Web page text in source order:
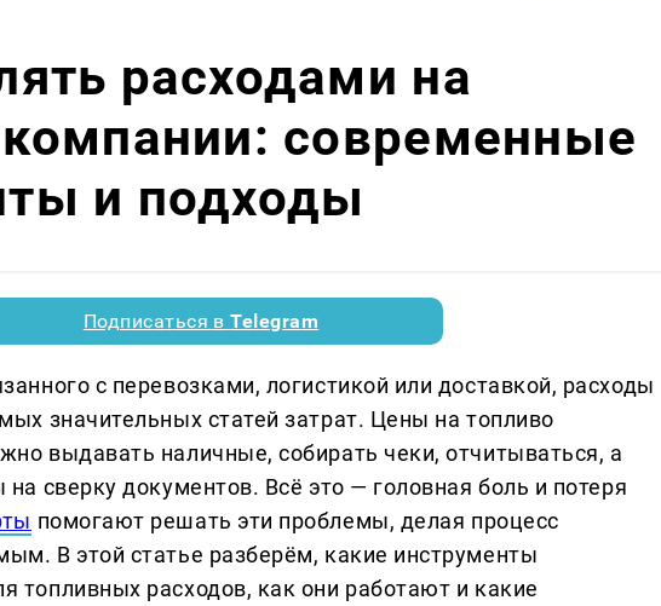
расходами на
современные
и подходы
Подписаться вTelegram
с перевозками, логистикой или доставкой, расходы
значительных статей затрат. Цены на топливо
выдавать наличные, собирать чеки, отчитываться, а
на сверку документов. Всё это — головная боль и потеря
помогают решать эти проблемы, делая процесс
В этой статье разберём, какие инструменты
топливных расходов, как они работают и какие